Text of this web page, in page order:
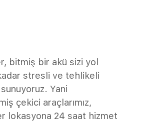
bitmiş bir akü sizi yol
kadar stresli ve tehlikeli
Yani
çekici araçlarımız,
lokasyona 24 saat hizmet